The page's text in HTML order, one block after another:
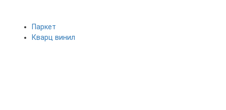
Паркет
Кварц винил